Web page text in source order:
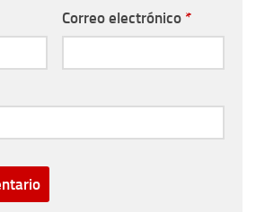
Correo electrónico *